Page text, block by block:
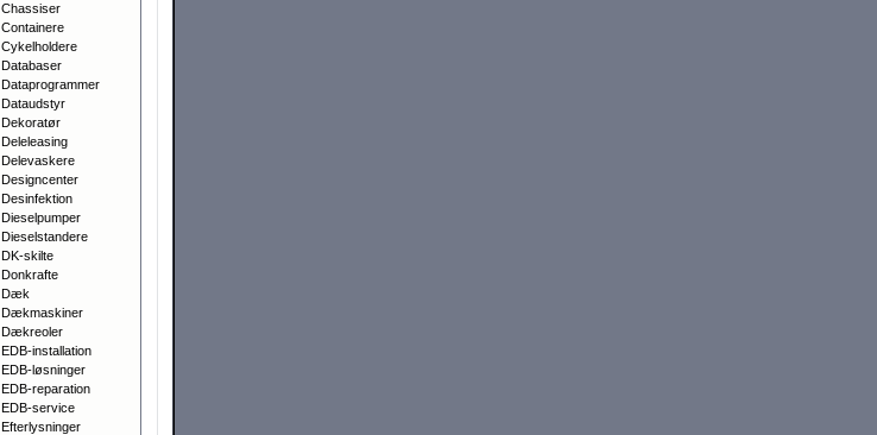
Chassiser
Containere
Cykelholdere
Databaser
Dataprogrammer
Dataudstyr
Dekoratør
Deleleasing
Delevaskere
Designcenter
Desinfektion
Dieselpumper
Dieselstandere
DK-skilte
Donkrafte
Dæk
Dækmaskiner
Dækreoler
EDB-installation
EDB-løsninger
EDB-reparation
EDB-service
Efterlysninger